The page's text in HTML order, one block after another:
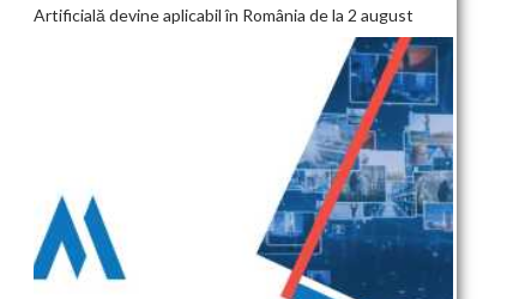
Artificială devine aplicabil în România de la 2 august